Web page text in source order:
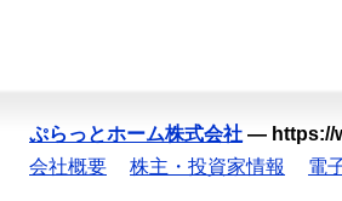
ぷらっとホーム株式会社 — https://
会社概要
株主・投資家情報 電